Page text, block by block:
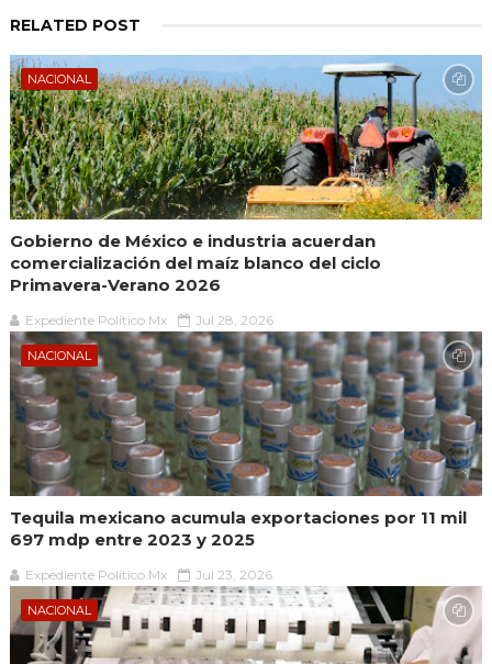
RELATED POST
NACIONAL
Gobierno de México e industria acuerdan
comercialización del maíz blanco del ciclo
Primavera-Verano 2026
Expediente Político.Mx Jul 28, 2026
NACIONAL
Tequila mexicano acumula exportaciones por 11 mil
697 mdp entre 2023 y 2025
Expediente Político.Mx Jul 23, 2026
NACIONAL